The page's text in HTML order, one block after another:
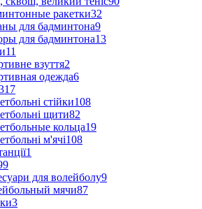
ракетки32
для бадминтона9
для бадминтона13
11
взуття2
одежда6
стійки108
щити82
кольца19
м'ячі108
1
для волейболу9
мячи87
3